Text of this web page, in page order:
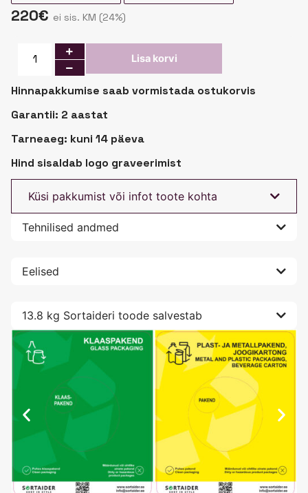
220€ ei sis. KM (24%)
Prügi
sorteerimine
Sorter
10W4
valge
Lisa korvi
Hinnapakkumise saab vormistada ostukorvis
Garantii: 2 aastat
Tarneaeg: kuni 14 päeva
Hind sisaldab logo graveerimist
Küsi pakkumist või infot toote kohta
Tehnilised andmed
Eelised
13.8 kg Sortaideri toode salvestab